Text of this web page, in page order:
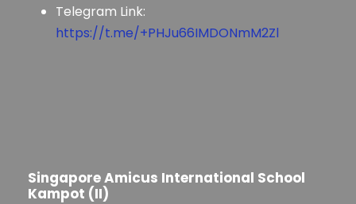
Telegram Link:
https://t.me/+PHJu66IMDONmM2Zl
Singapore Amicus International School
Kampot (II)